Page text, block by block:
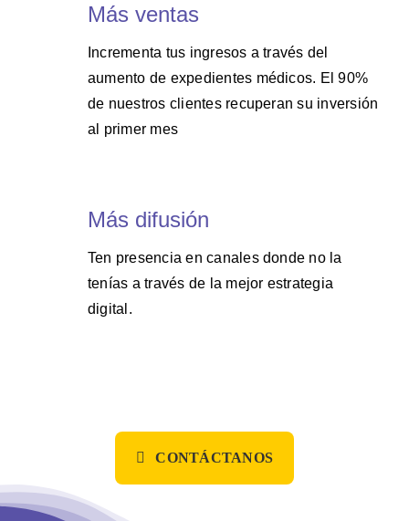
Más ventas
Incrementa tus ingresos a través del
aumento de expedientes médicos. El 90%
de nuestros clientes recuperan su inversión
al primer mes
Más difusión
Ten presencia en canales donde no la
tenías a través de la mejor estrategia
digital.
CONTÁCTANOS